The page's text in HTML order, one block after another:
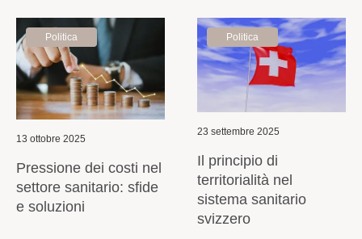
Politica
13 ottobre 2025
Pressione dei costi nel
settore sanitario: sfide
e soluzioni
Politica
23 settembre 2025
Il principio di
territorialità nel
sistema sanitario
svizzero